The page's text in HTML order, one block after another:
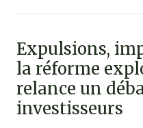
Expulsions,
la réforme
relance un
investisseurs